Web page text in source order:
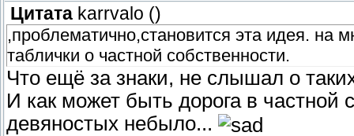
Цитата karrvalo ()
,проблематично,становится эта идея. на
таблички о частной собственности.
Что ещё за знаки, не слышал о
И как может быть дорога в частной
девяностых небыло...